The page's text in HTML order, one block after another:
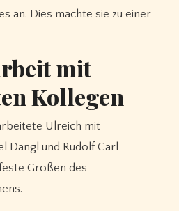
an. Dies machte sie zu einer
mit
Kollegen
Ulreich mit
Dangl und Rudolf Carl
Größen des